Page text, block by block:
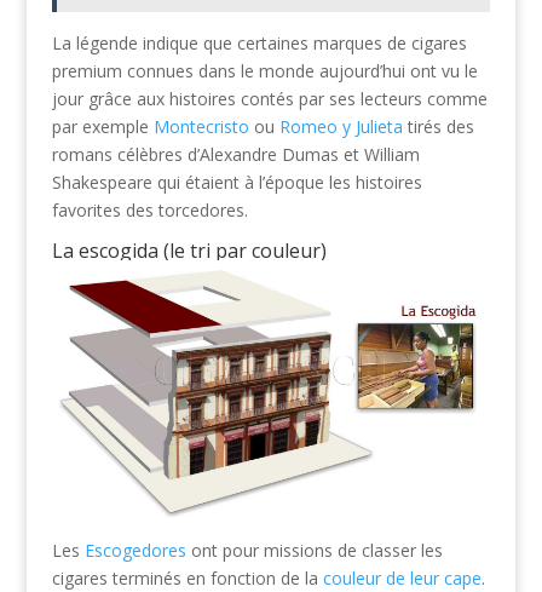
La légende indique que certaines marques de cigares
premium connues dans le monde aujourd’hui ont vu le
jour grâce aux histoires contés par ses lecteurs comme
par exemple Montecristo ou Romeo y Julieta tirés des
romans célèbres d’Alexandre Dumas et William
Shakespeare qui étaient à l’époque les histoires
favorites des torcedores.
La escogida (le tri par couleur)
Les Escogedores ont pour missions de classer les
cigares terminés en fonction de la couleur de leur cape.